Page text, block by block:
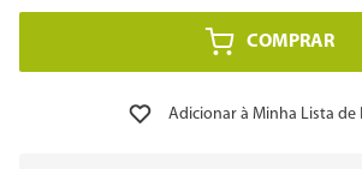
COMPRAR
microondas